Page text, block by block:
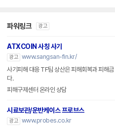
파워링크 광고
ATXCOIN 사칭 사기
광고 www.sangsan-fin.kr/
사기피해 대응 TF팀 상산은 피해회복과 피해
다.
피해구제센터 온라인 상담
시료보관/운반케이스 프로브스
광고 www.probes.co.kr